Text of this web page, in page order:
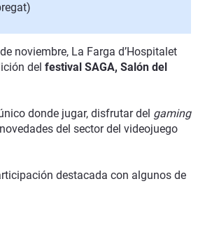
noviembre, La Farga d’Hospitalet
del festival SAGA, Salón del
donde jugar, disfrutar del gaming
del sector del videojuego
destacada con algunos de